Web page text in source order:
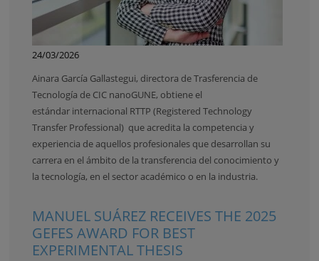
24/03/2026
Ainara García Gallastegui, directora de Trasferencia de
Tecnología de CIC nanoGUNE, obtiene el
estándar internacional RTTP (Registered Technology
Transfer Professional) que acredita la competencia y
experiencia de aquellos profesionales que desarrollan su
carrera en el ámbito de la transferencia del conocimiento y
la tecnología, en el sector académico o en la industria.
MANUEL SUÁREZ RECEIVES THE 2025
GEFES AWARD FOR BEST
EXPERIMENTAL THESIS